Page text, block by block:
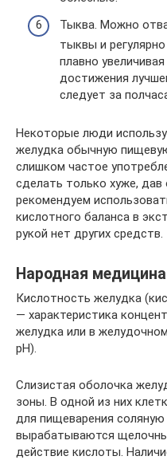
Тыква. Можно
тыквы и
плавно
достижения
следует за
Некоторые люди
желудка обычную
слишком частое
сделать только хуже,
рекомендуем
кислотного баланса в
рукой нет других средств.
Народная медицина
Кислотность желудка
— характеристика
желудка или в
pH).
Слизистая оболочка
зоны. В одной из них
для пищеварения соляную
вырабатываются
действие кислоты.